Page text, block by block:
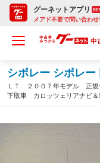
グーネットアプリ
メアド不要で問い合わせ
シボレー シボレ
ＬＴ ２００７年モデル 正規
下取車 カロッツェリアナビ
害物センサー ＥＴＣ ドラ